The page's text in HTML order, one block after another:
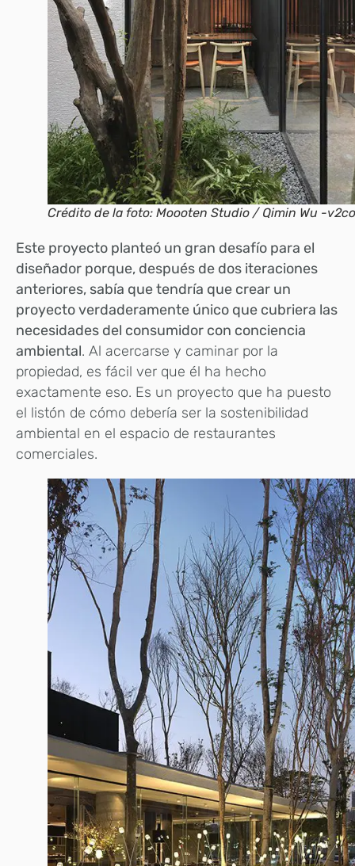
Crédito de la foto: Moooten Studio / Qimin Wu -
Este proyecto planteó un gran desafío para el
diseñador porque, después de dos iteraciones
anteriores, sabía que tendría que crear un
proyecto verdaderamente único que cubriera las
necesidades del consumidor con conciencia
ambiental. Al acercarse y caminar por la
propiedad, es fácil ver que él ha hecho
exactamente eso. Es un proyecto que ha puesto
el listón de cómo debería ser la sostenibilidad
ambiental en el espacio de restaurantes
comerciales.